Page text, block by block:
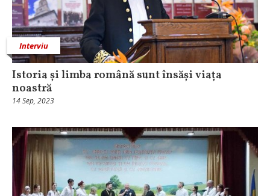
Interviu
Istoria și limba română sunt însăși viața
noastră
14 Sep, 2023